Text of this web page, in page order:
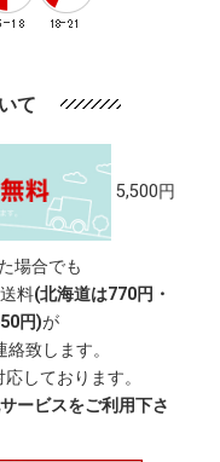
て
5,500円
場合でも
料(北海道は770円・
円)が
致します。
しております。
ービスをご利用下さ